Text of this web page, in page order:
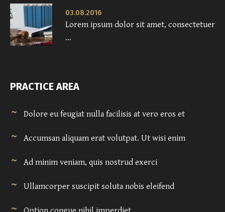
03.08.2016
Lorem ipsum dolor sit amet, consectetuer
...
PRACTICE AREA
Dolore eu feugiat nulla facilisis at vero eros et
Accumsan aliquam erat volutpat. Ut wisi enim
Ad minim veniam, quis nostrud exerci
Ullamcorper suscipit soluta nobis eleifend